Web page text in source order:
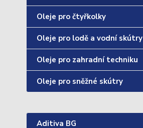
Oleje pro čtyřkolky
Oleje pro lodě a vodní skútry
Oleje pro zahradní techniku
Oleje pro sněžné skútry
Aditiva BG